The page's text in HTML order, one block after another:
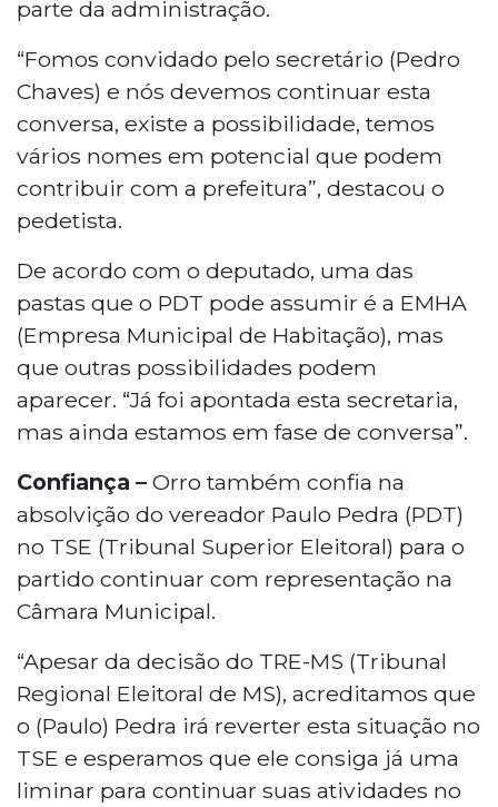
parte da administração.
“Fomos convidado pelo secretário (Pedro
Chaves) e nós devemos continuar esta
conversa, existe a possibilidade, temos
vários nomes em potencial que podem
contribuir com a prefeitura”, destacou o
pedetista.
De acordo com o deputado, uma das
pastas que o PDT pode assumir é a EMHA
(Empresa Municipal de Habitação), mas
que outras possibilidades podem
aparecer. “Já foi apontada esta secretaria,
mas ainda estamos em fase de conversa”.
Confiança – Orro também confia na
absolvição do vereador Paulo Pedra (PDT)
no TSE (Tribunal Superior Eleitoral) para o
partido continuar com representação na
Câmara Municipal.
“Apesar da decisão do TRE-MS (Tribunal
Regional Eleitoral de MS), acreditamos que
o (Paulo) Pedra irá reverter esta situação no
TSE e esperamos que ele consiga já uma
liminar para continuar suas atividades no